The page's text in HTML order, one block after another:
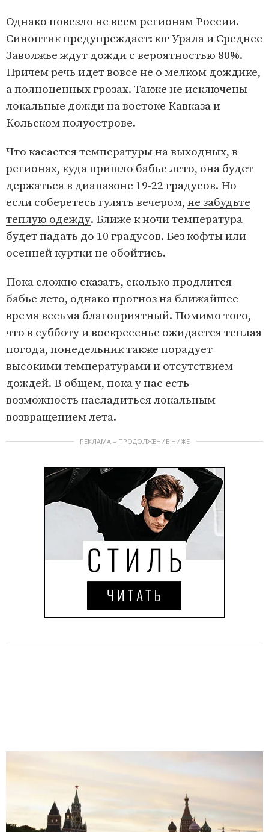
Однако повезло не всем регионам России.
Синоптик предупреждает: юг Урала и Среднее
Заволжье ждут дожди с вероятностью 80%.
Причем речь идет вовсе не о мелком дождике,
а полноценных грозах. Также не исключены
локальные дожди на востоке Кавказа и
Кольском полуострове.
Что касается температуры на выходных, в
регионах, куда пришло бабье лето, она будет
держаться в диапазоне 19-22 градусов. Но
если соберетесь гулять вечером, не забудьте
теплую одежду. Ближе к ночи температура
будет падать до 10 градусов. Без кофты или
осенней куртки не обойтись.
Пока сложно сказать, сколько продлится
бабье лето, однако прогноз на ближайшее
время весьма благоприятный. Помимо того,
что в субботу и воскресенье ожидается теплая
погода, понедельник также порадует
высокими температурами и отсутствием
дождей. В общем, пока у нас есть
возможность насладиться локальным
возвращением лета.
РЕКЛАМА – ПРОДОЛЖЕНИЕ НИЖЕ